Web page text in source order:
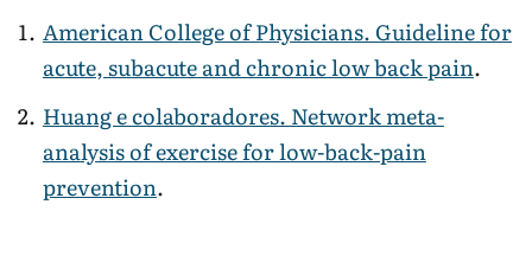
American College of Physicians. Guideline for
acute, subacute and chronic low back pain.
Huang e colaboradores. Network meta-
analysis of exercise for low-back-pain
prevention.